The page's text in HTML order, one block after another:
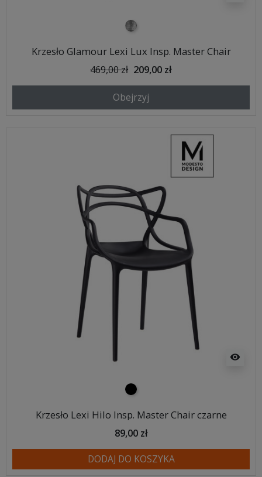
srebrny
Krzesło Glamour Lexi Lux Insp. Master Chair
469,00 zł 209,00 zł
Obejrzyj
visibility
czarny
Krzesło Lexi Hilo Insp. Master Chair czarne
89,00 zł
DODAJ DO KOSZYKA